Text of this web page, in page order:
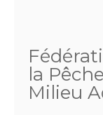
la
Milieu